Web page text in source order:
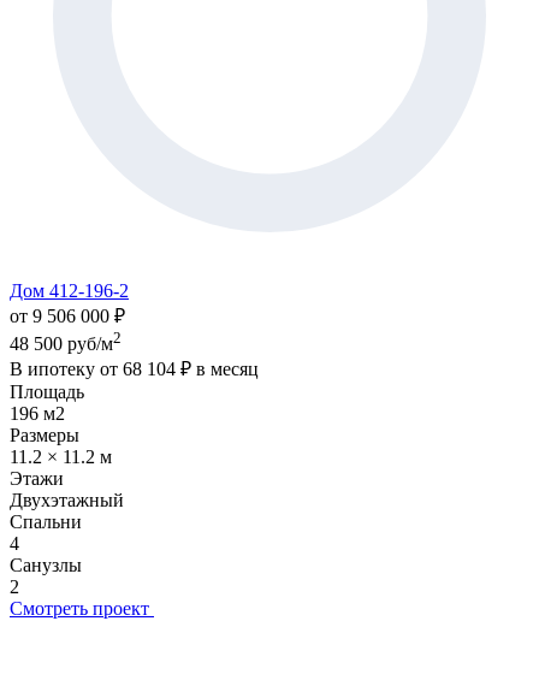
Дом 412-196-2
от 9 506 000 ₽
48 500 руб/м2
В ипотеку от 68 104 ₽ в месяц
Площадь
196 м2
Размеры
11.2 × 11.2 м
Этажи
Двухэтажный
Спальни
4
Санузлы
2
Смотреть проект